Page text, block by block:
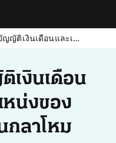
ร่างพระราชบัญญัติเงินเดือนและเงินประจำตำแหน่งของข้าราชการพลเรือน...
เงินเดือน
หน่งของ
กลาโหม